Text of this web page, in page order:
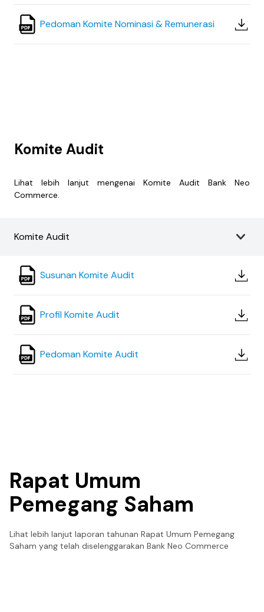
Pedoman Komite Nominasi & Remunerasi
Komite Audit
Lihat lebih lanjut mengenai Komite Audit Bank Neo
Commerce.
Komite Audit
Susunan Komite Audit
Profil Komite Audit
Pedoman Komite Audit
Rapat Umum
Pemegang Saham
Lihat lebih lanjut laporan tahunan Rapat Umum Pemegang
Saham yang telah diselenggarakan Bank Neo Commerce